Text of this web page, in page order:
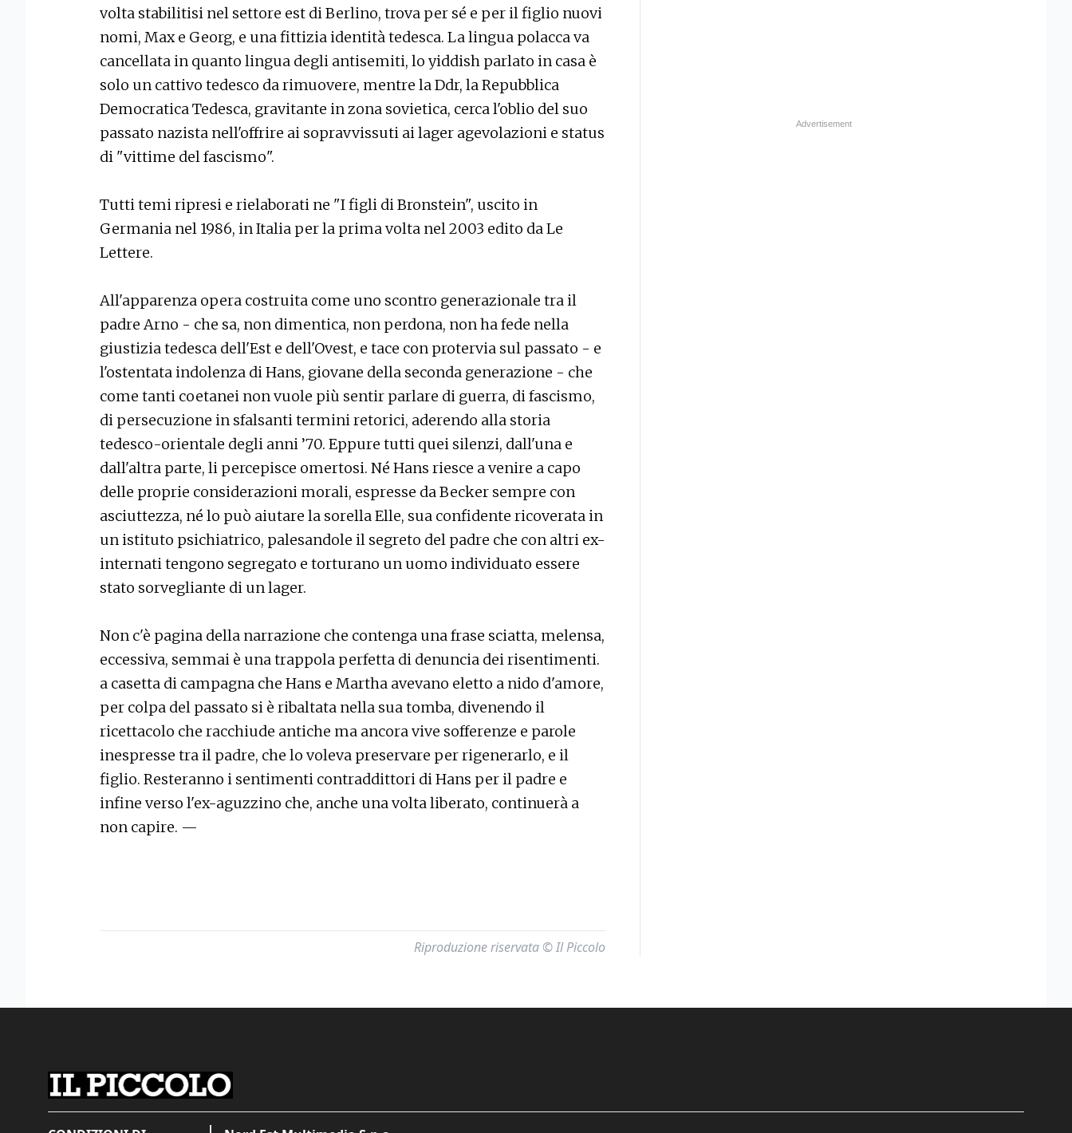
volta stabilitisi nel settore est di Berlino, trova per sé e per il figlio nuovi
nomi, Max e Georg, e una fittizia identità tedesca. La lingua polacca va
cancellata in quanto lingua degli antisemiti, lo yiddish parlato in casa è
solo un cattivo tedesco da rimuovere, mentre la Ddr, la Repubblica
Democratica Tedesca, gravitante in zona sovietica, cerca l'oblio del suo
passato nazista nell'offrire ai sopravvissuti ai lager agevolazioni e status
di "vittime del fascismo".
Tutti temi ripresi e rielaborati ne "I figli di Bronstein", uscito in
Germania nel 1986, in Italia per la prima volta nel 2003 edito da Le
Lettere.
All'apparenza opera costruita come uno scontro generazionale tra il
padre Arno - che sa, non dimentica, non perdona, non ha fede nella
giustizia tedesca dell'Est e dell'Ovest, e tace con protervia sul passato - e
l'ostentata indolenza di Hans, giovane della seconda generazione - che
come tanti coetanei non vuole più sentir parlare di guerra, di fascismo,
di persecuzione in sfalsanti termini retorici, aderendo alla storia
tedesco-orientale degli anni ’70. Eppure tutti quei silenzi, dall'una e
dall'altra parte, li percepisce omertosi. Né Hans riesce a venire a capo
delle proprie considerazioni morali, espresse da Becker sempre con
asciuttezza, né lo può aiutare la sorella Elle, sua confidente ricoverata in
un istituto psichiatrico, palesandole il segreto del padre che con altri ex-
internati tengono segregato e torturano un uomo individuato essere
stato sorvegliante di un lager.
Non c'è pagina della narrazione che contenga una frase sciatta, melensa,
eccessiva, semmai è una trappola perfetta di denuncia dei risentimenti.
a casetta di campagna che Hans e Martha avevano eletto a nido d'amore,
per colpa del passato si è ribaltata nella sua tomba, divenendo il
ricettacolo che racchiude antiche ma ancora vive sofferenze e parole
inespresse tra il padre, che lo voleva preservare per rigenerarlo, e il
figlio. Resteranno i sentimenti contraddittori di Hans per il padre e
infine verso l'ex-aguzzino che, anche una volta liberato, continuerà a
non capire. —
Riproduzione riservata © Il Piccolo